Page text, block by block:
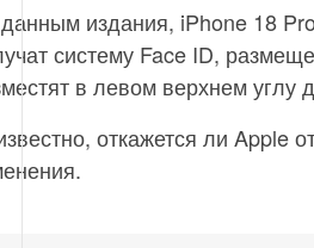
издания, iPhone 18
систему Face ID,
в левом верхнем
откажется ли Apple